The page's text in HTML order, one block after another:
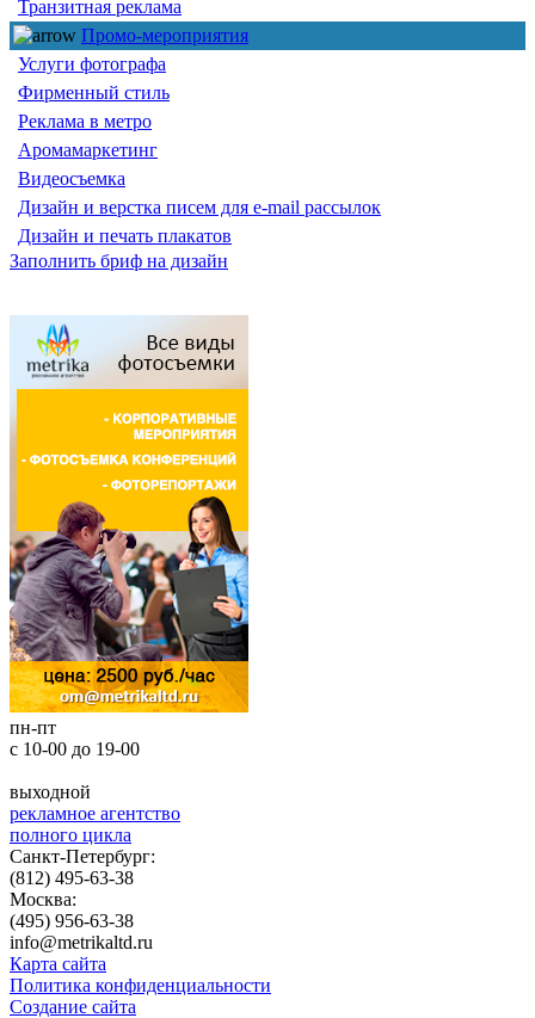
Транзитная реклама
Промо-мероприятия
Услуги фотографа
Фирменный стиль
Реклама в метро
Аромамаркетинг
Видеосъемка
Дизайн и верстка писем для e-mail рассылок
Дизайн и печать плакатов
Заполнить бриф на дизайн
пн-пт
с 10-00 до 19-00
выходной
рекламное агентство
полного цикла
Санкт-Петербург:
(812) 495-63-38
Москва:
(495) 956-63-38
info@metrikaltd.ru
Карта сайта
Политика конфиденциальности
Создание сайта